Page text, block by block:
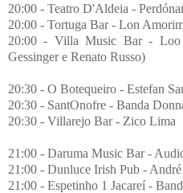
20:00 - Teatro D'Aldeia -
20:00 - Tortuga Bar - Lon
20:00 - Villa Music Bar - Loo
Gessinger e Renato Russo)
20:30 - O Botequeiro - Estefan
20:30 - SantOnofre - Banda
20:30 - Villarejo Bar - Zico Lima
21:00 - Daruma Music Bar -
21:00 - Dunluce Irish Pub -
21:00 - Espetinho 1 Jacareí -